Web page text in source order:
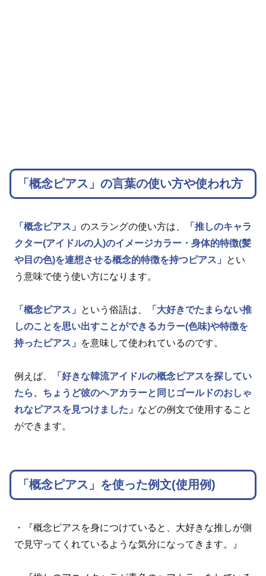
「概念ピアス」の言葉の使い方や使われ方
「概念ピアス」 のスラングの使い方は、
「推しのキャラ
クター(アイドルの人)のイメージカラー・身体的特徴(髪
や目の色)を連想させる概念的特徴を持つピアス」
とい
う意味で使う使い方になります。
「概念ピアス」 という俗語は、
「大好きでたまらない推
しのことを思い出すことができるカラー(色味)や特徴を
持ったピアス」
を意味して使われているのです。
例えば、
「好きな韓流アイドルの概念ピアスを探してい
たら、ちょうど彼のヘアカラーと同じゴールドのおしゃ
れなピアスを見つけました」 などの例文で使用すること
ができます。
「概念ピアス」を使った例文(使用例)
・『概念ピアスを身につけていると、大好きな推しが側
で見守ってくれているような気分になってきます。』